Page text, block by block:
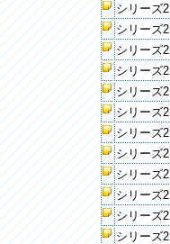
シリーズ2
シリーズ2
シリーズ2
シリーズ2
シリーズ2
シリーズ2
シリーズ2
シリーズ2
シリーズ2
シリーズ2
シリーズ2
シリーズ2